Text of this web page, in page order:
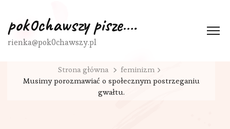
pok0chawszy pisze….
rienka@pok0chawszy.pl
Strona główna
feminizm
Musimy porozmawiać o społecznym postrzeganiu
gwałtu.